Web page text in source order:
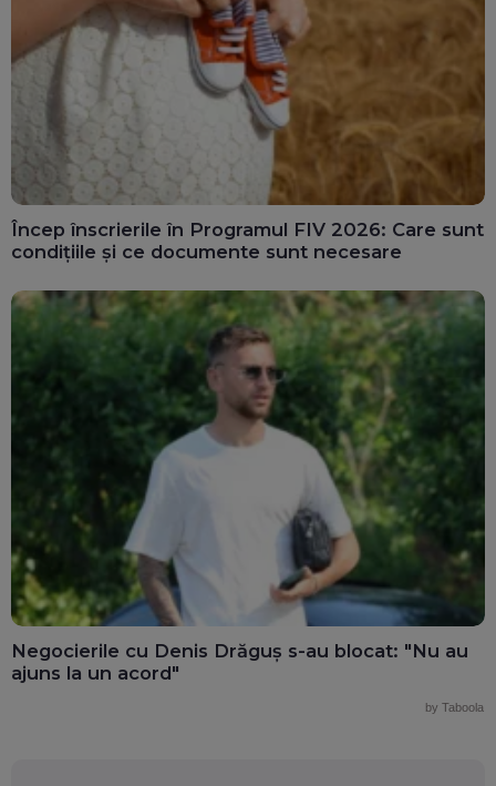
Încep înscrierile în Programul FIV 2026: Care sunt
condițiile și ce documente sunt necesare
Negocierile cu Denis Drăguș s-au blocat: "Nu au
ajuns la un acord"
by Taboola